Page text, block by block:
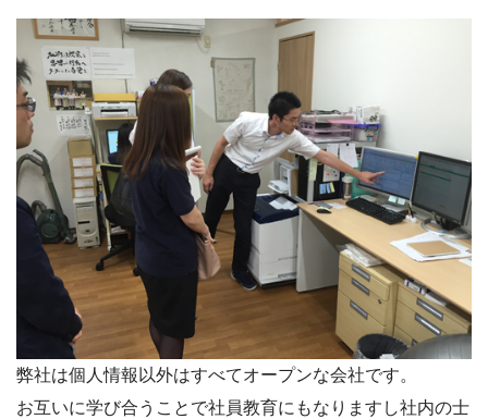
弊社は個人情報以外はすべてオープンな会社です。
お互いに学び合うことで社員教育にもなりますし社内の士